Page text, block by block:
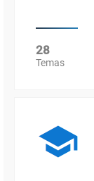
28
Temas